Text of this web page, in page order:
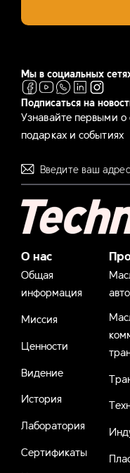
Мы в социальных
Подписаться на
Узнавайте первыми о
подарках и событиях
О нас
Общая
информация
Миссия
Ценности
Видение
История
Лаборатория
Сертификаты